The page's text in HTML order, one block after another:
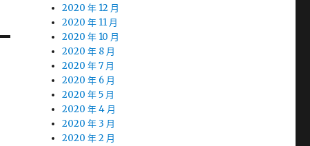
2020 年 12 月
2020 年 11 月
2020 年 10 月
2020 年 8 月
2020 年 7 月
2020 年 6 月
2020 年 5 月
2020 年 4 月
2020 年 3 月
2020 年 2 月